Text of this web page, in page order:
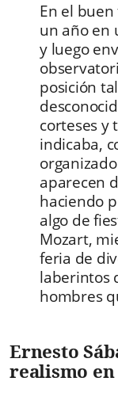
En el
un año en
y luego
posición
corteses y
indicaba,
aparecen
haciendo
algo de
Mozart,
feria de
laberintos
hombres
Ernesto
realismo en